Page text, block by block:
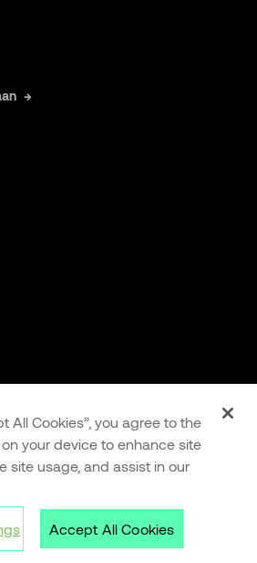
All Cookies”, you agree to the
your device to enhance site
site usage, and assist in our
Accept All Cookies